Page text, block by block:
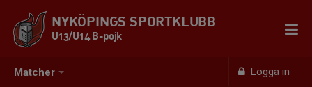
Matcher Logga in
NYKÖPINGS SPORTKLUBB
U13/U14 B-pojk